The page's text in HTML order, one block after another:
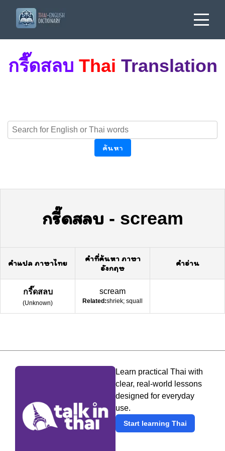
กรี๊ดสลบ Thai Translation
ค้นหา
กรี๊ดสลบ - scream
คำแปล ภาษาไทย
คำที่ค้นหา ภาษา
อังกฤษ
คำอ่าน
กรี๊ดสลบ
(Unknown)
scream
Related:shriek; squall
Learn practical Thai with
clear, real-world lessons
designed for everyday
use.
Start learning Thai